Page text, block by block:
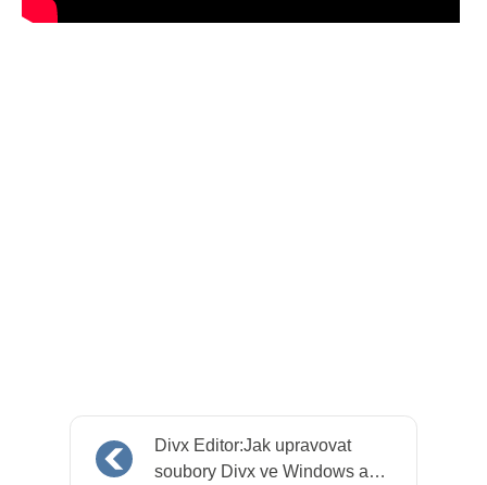
Divx Editor:Jak upravovat
soubory Divx ve Windows a